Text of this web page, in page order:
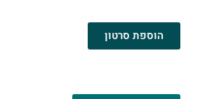
הוספת סרטון